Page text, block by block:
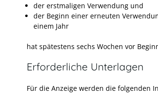
der erstmaligen Verwendung und
der Beginn einer erneuten
einem Jahr
hat spätestens sechs Wochen vor
Erforderliche Unterlagen
Für die Anzeige werden die folgenden